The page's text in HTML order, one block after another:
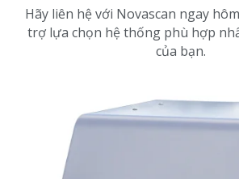
Hãy liên hệ với Novascan ngay
trợ lựa chọn hệ thống phù hợp
của bạn.